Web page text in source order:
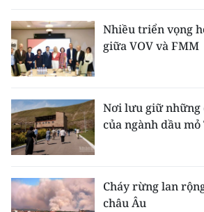
Nhiều triển vọng
giữa VOV và FMM
Nơi lưu giữ những
của ngành dầu
Cháy rừng lan
châu Âu